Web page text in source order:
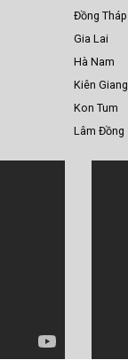
Đồng Tháp
Gia Lai
Hà Nam
Kiên Giang
Kon Tum
Lâm Đồng